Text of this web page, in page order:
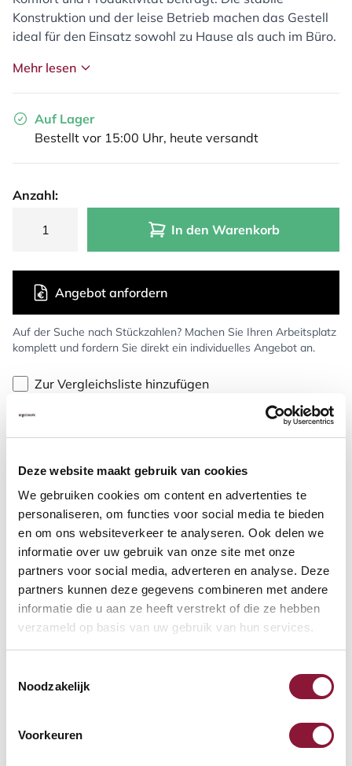
Deze website maakt gebruik van cookies
We gebruiken cookies om content en advertenties te
personaliseren, om functies voor social media te bieden
en om ons websiteverkeer te analyseren. Ook delen we
informatie over uw gebruik van onze site met onze
partners voor social media, adverteren en analyse. Deze
partners kunnen deze gegevens combineren met andere
informatie die u aan ze heeft verstrekt of die ze hebben
verzameld op basis van uw gebruik van hun services.
Noodzakelijk
Voorkeuren
Konstruktion und der leise Betrieb machen das Gestell
ideal für den Einsatz sowohl zu Hause als auch im Büro.
Mehr lesen
Auf Lager
Bestellt vor 15:00 Uhr, heute versandt
Anzahl:
In den Warenkorb
Auf der Suche nach Stückzahlen? Machen Sie Ihren Arbeitsplatz
komplett und fordern Sie direkt ein individuelles Angebot an.
Angebot anfordern
Zur Vergleichsliste hinzufügen
Kostenlose Rücksendung(100 Tage)
Späterbezahlen
Weitere Informationen
Häufig gestellte Fragen
möglicherweise interessant sind!